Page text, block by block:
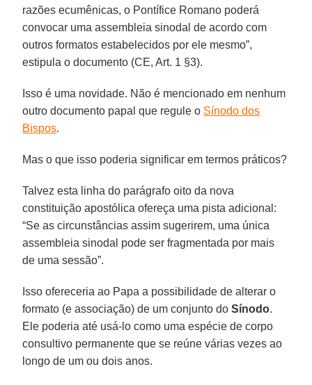
razões ecumênicas, o Pontífice Romano poderá
convocar uma assembleia sinodal de acordo com
outros formatos estabelecidos por ele mesmo”,
estipula o documento (CE, Art. 1 §3).
Isso é uma novidade. Não é mencionado em nenhum
outro documento papal que regule o Sínodo dos
Bispos.
Mas o que isso poderia significar em termos práticos?
Talvez esta linha do parágrafo oito da nova
constituição apostólica ofereça uma pista adicional:
“Se as circunstâncias assim sugerirem, uma única
assembleia sinodal pode ser fragmentada por mais
de uma sessão”.
Isso ofereceria ao Papa a possibilidade de alterar o
formato (e associação) de um conjunto doSínodo.
Ele poderia até usá-lo como uma espécie de corpo
consultivo permanente que se reúne várias vezes ao
longo de um ou dois anos.